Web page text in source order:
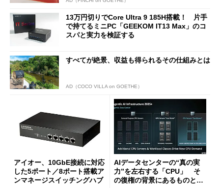
13万円切りでCore Ultra 9 185H搭載！ 片手
で持てるミニPC「GEEKOM IT13 Max」のコ
スパと実力を検証する
すべてが絶景、収益も得られるその仕組みとは
AD（COCO VILLA on GOETHE）
アイオー、10GbE接続に対応
した5ポート／8ポート搭載ア
ンマネージスイッチングハブ
AIデータセンターの“真の実
力”を左右する「CPU」 そ
の復権の背景にあるものと